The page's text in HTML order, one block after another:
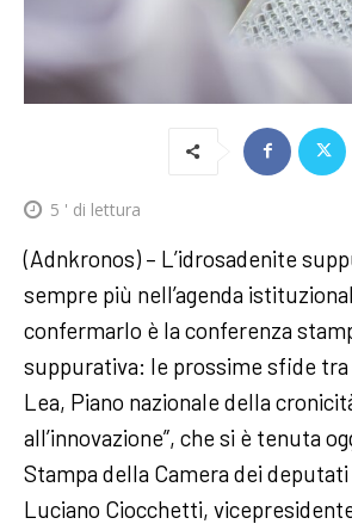
5 ' di lettura
(Adnkronos) – L’idrosadenite
sempre più nell’agenda
confermarlo è la conferenza
suppurativa: le prossime sfide
Lea, Piano nazionale della
all’innovazione”, che si è tenuta
Stampa della Camera dei
Luciano Ciocchetti,